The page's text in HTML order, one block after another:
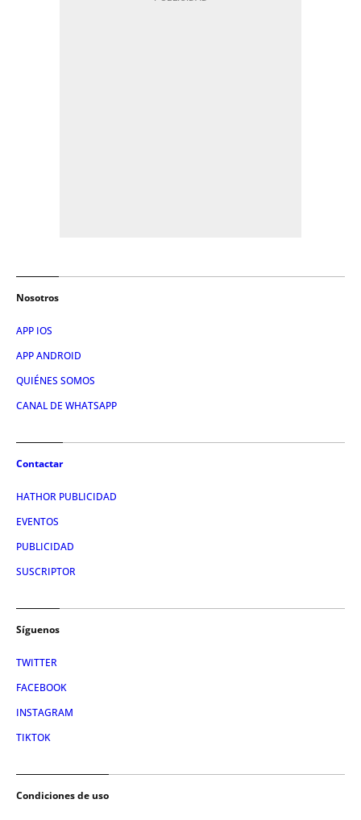
Nosotros
APP IOS
APP ANDROID
QUIÉNES SOMOS
CANAL DE WHATSAPP
Contactar
HATHOR PUBLICIDAD
EVENTOS
PUBLICIDAD
SUSCRIPTOR
Síguenos
TWITTER
FACEBOOK
INSTAGRAM
TIKTOK
Condiciones de uso